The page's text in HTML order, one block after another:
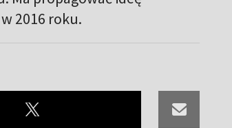
2016 roku.